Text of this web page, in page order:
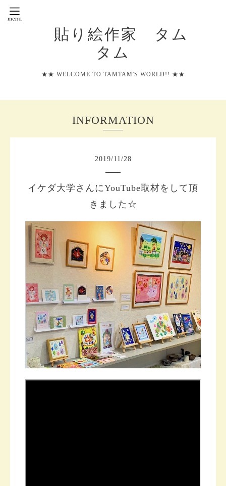
貼り絵作家 タム
タム
★★ WELCOME TO TAMTAM'S WORLD!! ★★
INFORMATION
2019/11/28
イケダ大学さんにYouTube取材をして頂
きました☆